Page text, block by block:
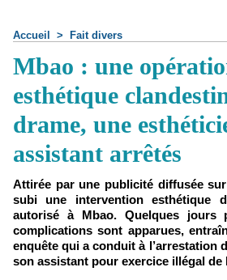
Accueil > Fait divers
Mbao : une
esthétique
drame, une
assistant arrêtés
Attirée par une publicité diffusée
subi une intervention esthétique
autorisé à Mbao. Quelques jours
complications sont apparues,
enquête qui a conduit à l’arrestation
son assistant pour exercice illégal de